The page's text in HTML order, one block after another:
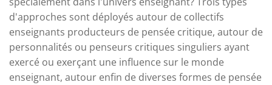
d'approches sont déployés autour de collectifs
enseignants producteurs de pensée critique, autour de
personnalités ou penseurs critiques singuliers ayant
exercé ou exerçant une influence sur le monde
enseignant, autour enfin de diverses formes de pensée